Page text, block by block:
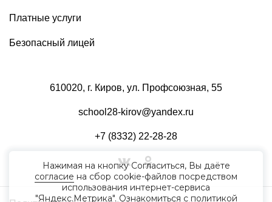
Платные услуги
Безопасный лицей
610020, г. Киров, ул. Профсоюзная, 55
school28-kirov@yandex.ru
+7 (8332) 22-28-28
Нажимая на кнопку Согласиться, Вы даёте
согласие на сбор cookie-файлов посредством
использования интернет-сервиса
"Яндекс.Метрика". Ознакомиться с политикой